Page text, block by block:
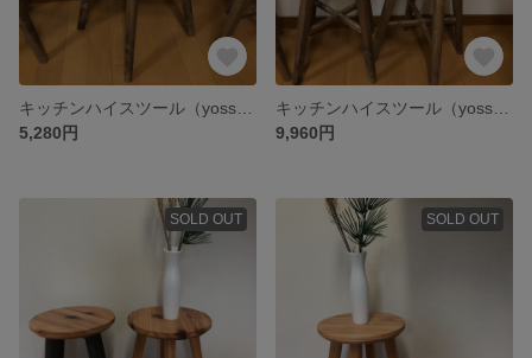
5,280円
9,960円
SOLD OUT SOLD OUT